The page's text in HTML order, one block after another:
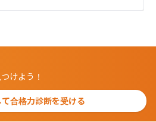
けよう！
合格力診断を受ける